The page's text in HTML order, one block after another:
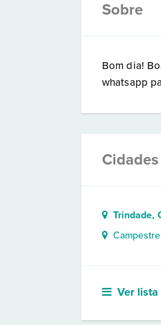
Sobre
Bom dia!
whatsapp
Trindade,
Ver